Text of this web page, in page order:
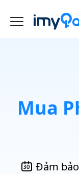
Mua
Đảm